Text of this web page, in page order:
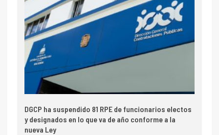
DGCP ha suspendido 81 RPE de funcionarios electos
y designados en lo que va de año conforme a la
nueva Ley